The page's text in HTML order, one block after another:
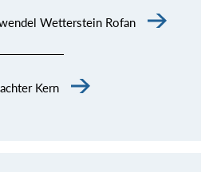
Wetterstein Rofan
Kern